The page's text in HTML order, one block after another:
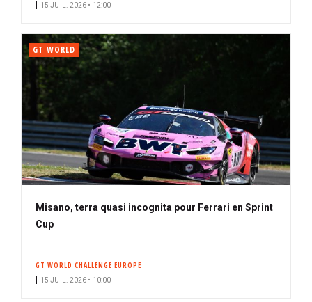
15 JUIL. 2026 • 12:00
GT WORLD
Misano, terra quasi incognita pour Ferrari en Sprint
Cup
GT WORLD CHALLENGE EUROPE
15 JUIL. 2026 • 10:00